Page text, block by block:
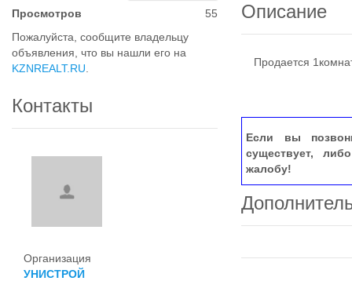
Просмотров
55
Пожалуйста, сообщите владельцу
объявления, что вы нашли его на
KZNREALT.RU
Контакты
Организация
УНИСТРОЙ
Описание
Продается
Если вы
существует,
жалобу!